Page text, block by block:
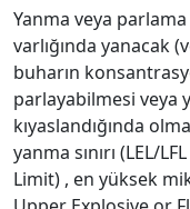
Yanma veya parlama
varlığında yanacak
buharın
parlayabilmesi veya
kıyaslandığında
yanma sınırı (LEL/
Limit) , en yüksek